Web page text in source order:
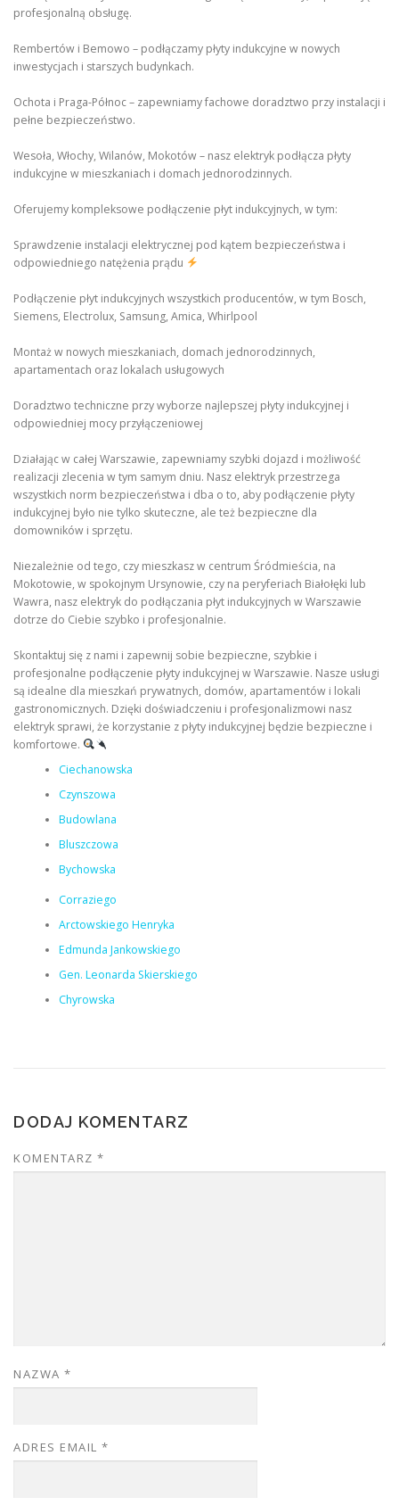
profesjonalną obsługę.
Rembertów i Bemowo – podłączamy płyty indukcyjne w nowych
inwestycjach i starszych budynkach.
Ochota i Praga-Północ – zapewniamy fachowe doradztwo przy instalacji i
pełne bezpieczeństwo.
Wesoła, Włochy, Wilanów, Mokotów – nasz elektryk podłącza płyty
indukcyjne w mieszkaniach i domach jednorodzinnych.
Oferujemy kompleksowe podłączenie płyt indukcyjnych, w tym:
Sprawdzenie instalacji elektrycznej pod kątem bezpieczeństwa i
odpowiedniego natężenia prądu
Podłączenie płyt indukcyjnych wszystkich producentów, w tym Bosch,
Siemens, Electrolux, Samsung, Amica, Whirlpool
Montaż w nowych mieszkaniach, domach jednorodzinnych,
apartamentach oraz lokalach usługowych
Doradztwo techniczne przy wyborze najlepszej płyty indukcyjnej i
odpowiedniej mocy przyłączeniowej
Działając w całej Warszawie, zapewniamy szybki dojazd i możliwość
realizacji zlecenia w tym samym dniu. Nasz elektryk przestrzega
wszystkich norm bezpieczeństwa i dba o to, aby podłączenie płyty
indukcyjnej było nie tylko skuteczne, ale też bezpieczne dla
domowników i sprzętu.
Niezależnie od tego, czy mieszkasz w centrum Śródmieścia, na
Mokotowie, w spokojnym Ursynowie, czy na peryferiach Białołęki lub
Wawra, nasz elektryk do podłączania płyt indukcyjnych w Warszawie
dotrze do Ciebie szybko i profesjonalnie.
Skontaktuj się z nami i zapewnij sobie bezpieczne, szybkie i
profesjonalne podłączenie płyty indukcyjnej w Warszawie. Nasze usługi
są idealne dla mieszkań prywatnych, domów, apartamentów i lokali
gastronomicznych. Dzięki doświadczeniu i profesjonalizmowi nasz
elektryk sprawi, że korzystanie z płyty indukcyjnej będzie bezpieczne i
komfortowe.
Ciechanowska
Czynszowa
Budowlana
Bluszczowa
Bychowska
Corraziego
Arctowskiego Henryka
Edmunda Jankowskiego
Gen. Leonarda Skierskiego
Chyrowska
DODAJ KOMENTARZ
KOMENTARZ *
NAZWA *
ADRES EMAIL *